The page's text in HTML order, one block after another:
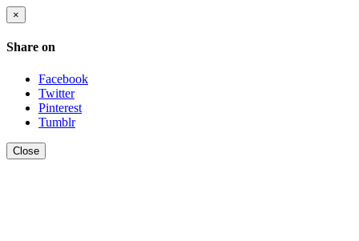
×
Share on
Facebook
Twitter
Pinterest
Tumblr
Close